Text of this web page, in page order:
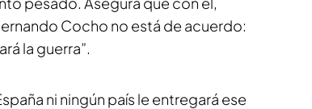
Cocho no está de acuerdo:
la guerra”.
ni ningún país le entregará ese